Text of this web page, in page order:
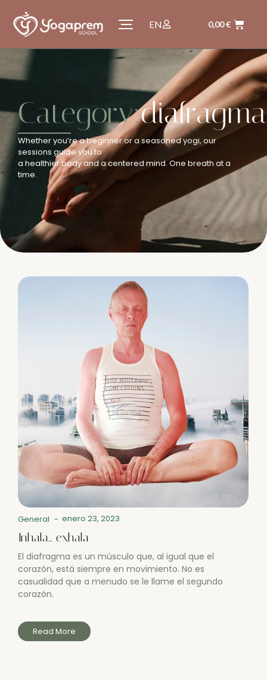
EN 0,00€
Category:diafragma
Whether you’re a beginner or a seasoned yogi, our
sessions guide you to
a healthier body and a centered mind. One breath at a
time.
General - enero 23, 2023
Inhala… exhala
El diafragma es un músculo que, al igual que el
corazón, está siempre en movimiento. No es
casualidad que a menudo se le llame el segundo
corazón.
Read More